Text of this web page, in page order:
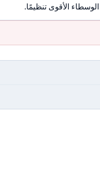
الأقوى تنظيمًا.